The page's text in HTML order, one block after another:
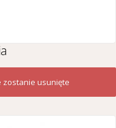
zostanie usunięte